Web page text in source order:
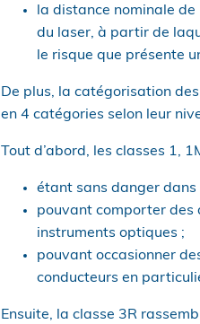
la distance nominale
du laser, à partir de
le risque que présente
De plus, la catégorisation
en 4 catégories selon leur
Tout d’abord, les classes 1,
étant sans danger dans
pouvant comporter des
instruments optiques ;
pouvant occasionner
conducteurs en
Ensuite, la classe 3R